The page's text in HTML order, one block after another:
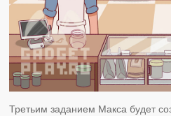
Третьим заданием Макса будет